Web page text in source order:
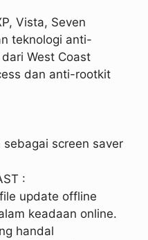
Vista, Seven
teknologi anti-
West Coast
dan anti-rootkit
screen saver
:
update offline
keadaan online.
handal